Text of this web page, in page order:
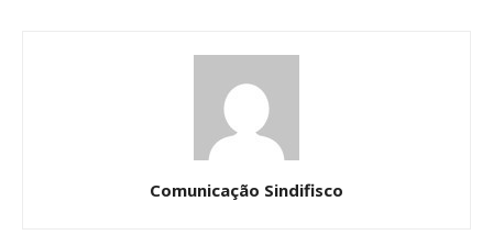
Comunicação Sindifisco